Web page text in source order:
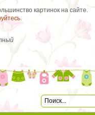
картинок на сайте.
.